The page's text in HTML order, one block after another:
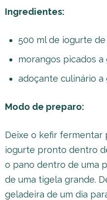
Ingredientes:
500 ml de iogurte de
morangos picados a
adoçante culinário a
Modo de preparo:
Deixe o kefir fermentar
iogurte pronto dentro
o pano dentro de uma
de uma tigela grande.
geladeira de um dia